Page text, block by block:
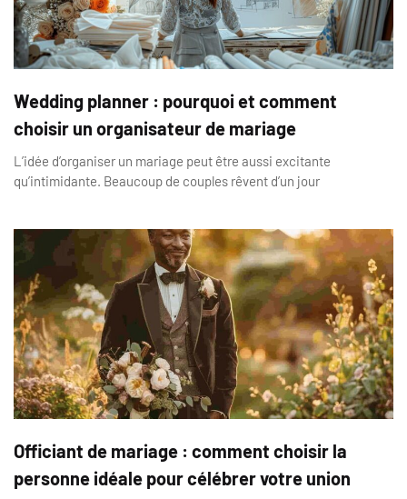
Wedding planner : pourquoi et comment
choisir un organisateur de mariage
L’idée d’organiser un mariage peut être aussi excitante
qu’intimidante. Beaucoup de couples rêvent d’un jour
Officiant de mariage : comment choisir la
personne idéale pour célébrer votre union